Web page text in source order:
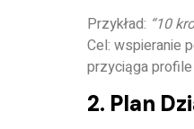
Przykład: “10
Cel: wspieranie
przyciąga
2. Plan